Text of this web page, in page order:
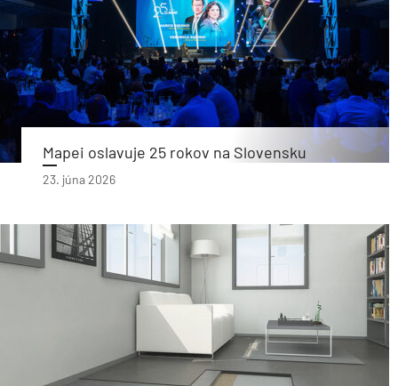
Mapei oslavuje 25 rokov na Slovensku
23. júna 2026